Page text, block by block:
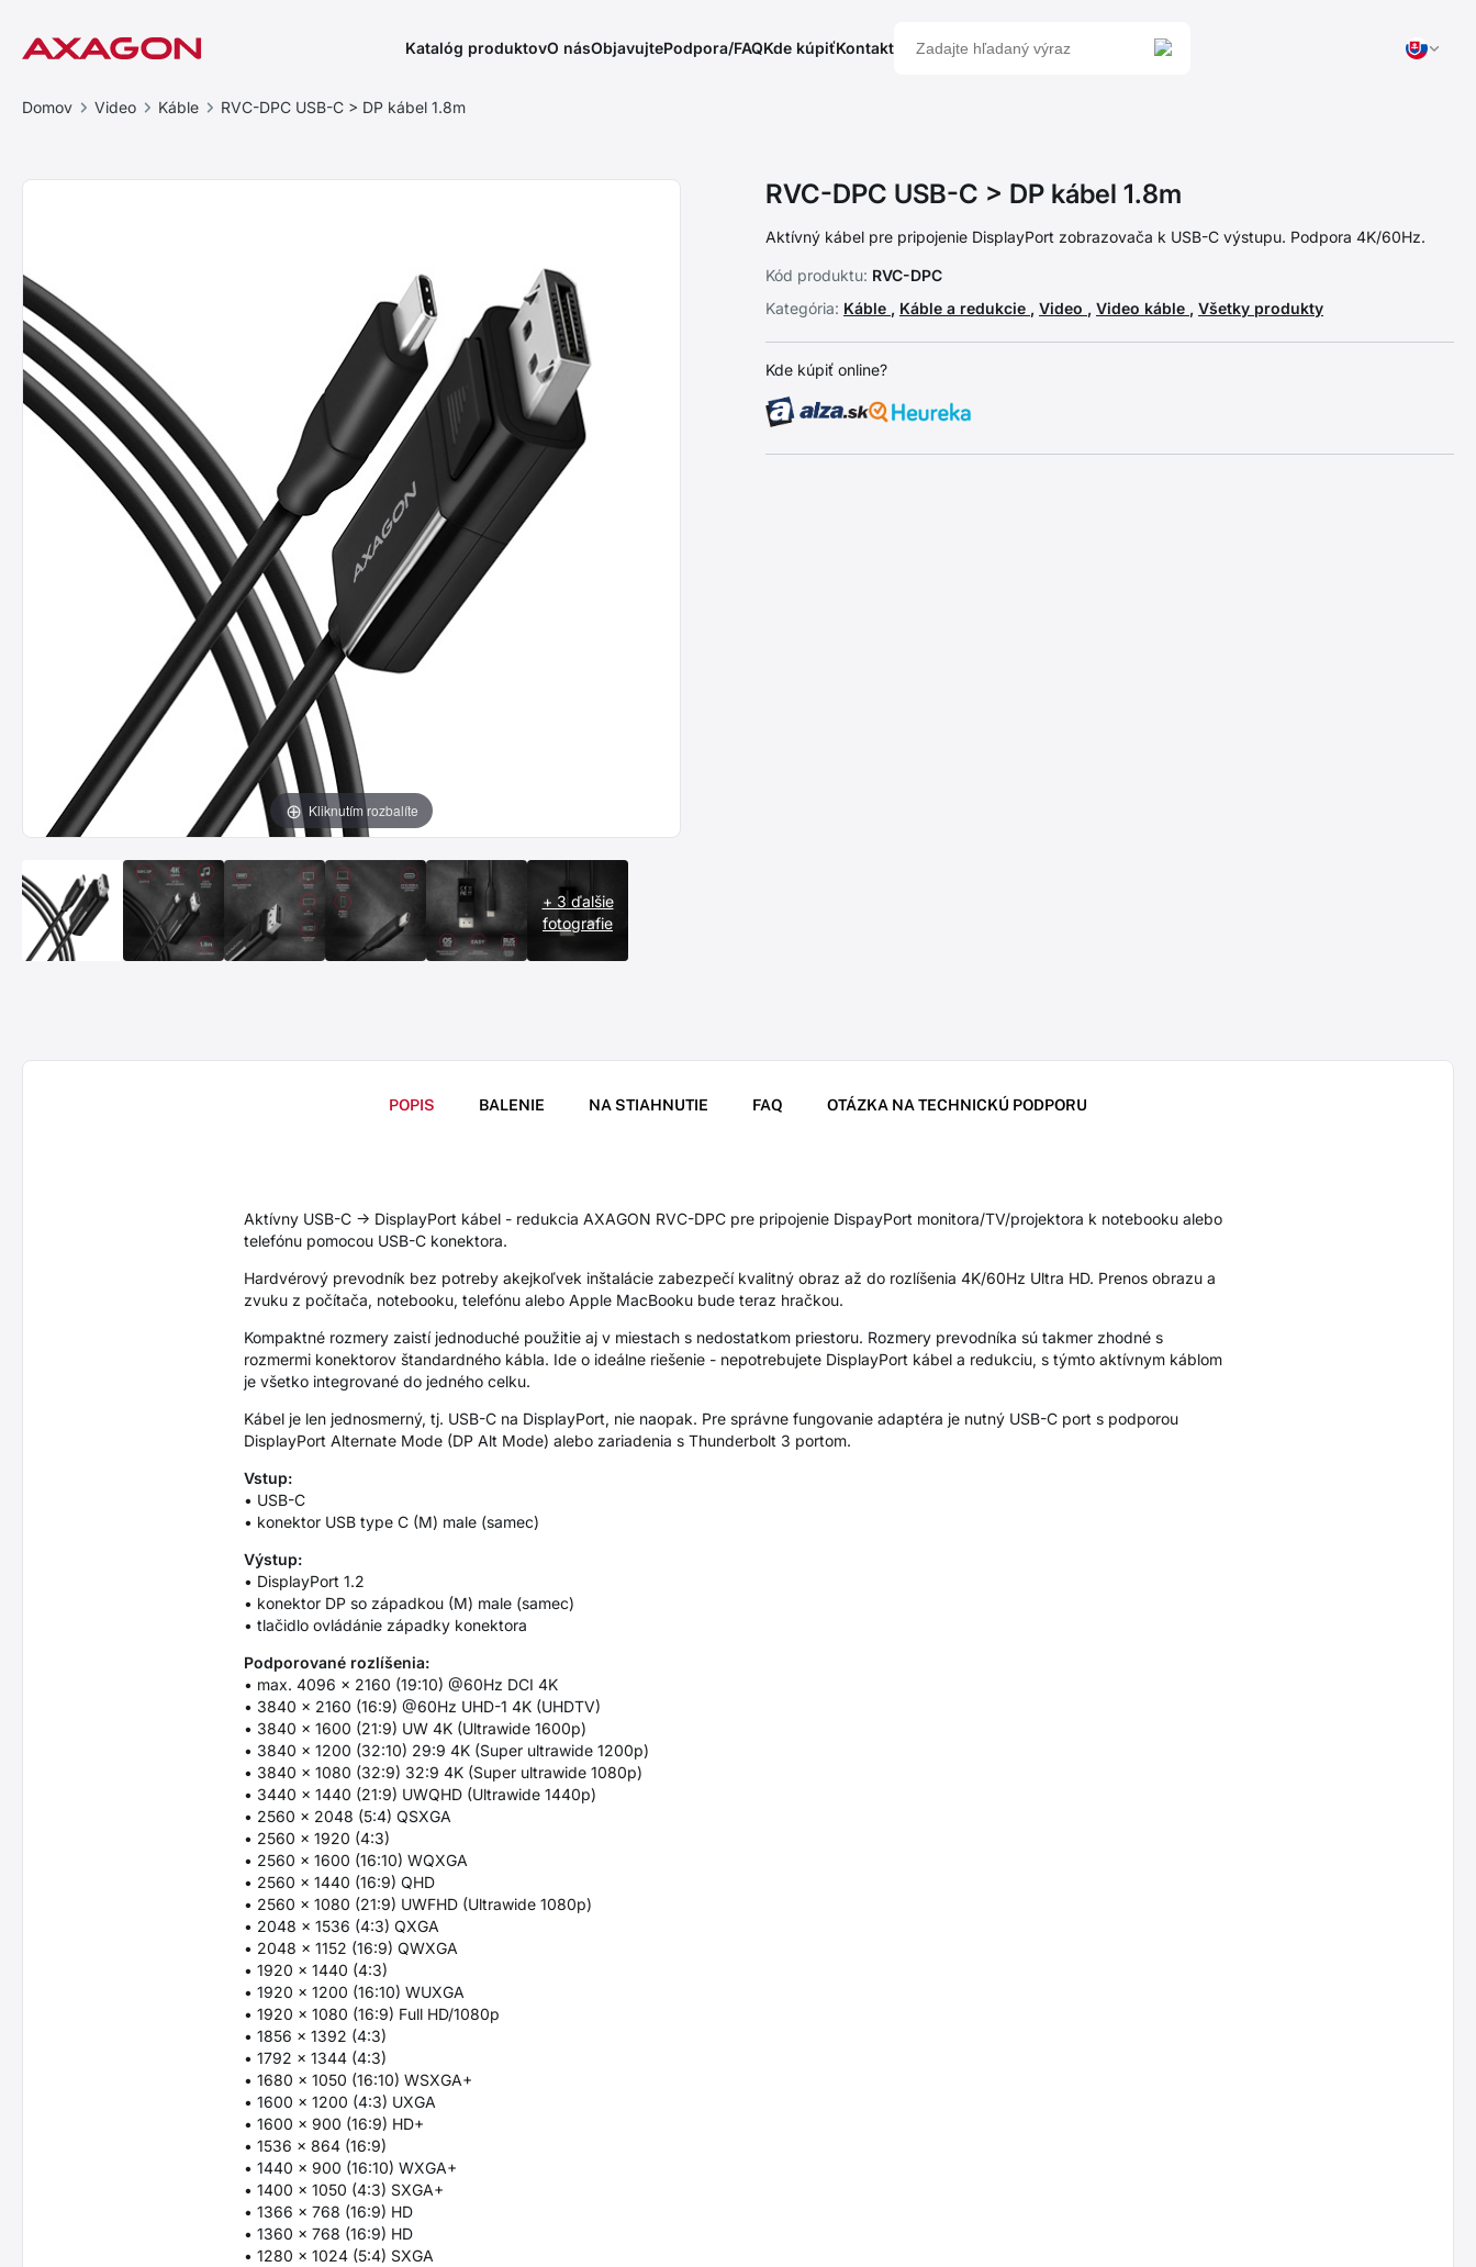
Katalóg produktovO násObjavujtePodpora/FAQKde kúpiťKontakt
Domov Video Káble RVC-DPC USB-C > DP kábel 1.8m
Kliknutím rozbalíte
+ 3 ďalšie
fotografie
RVC-DPC USB-C > DP kábel 1.8m
Aktívný kábel pre pripojenie DisplayPort zobrazovača k USB-C výstupu. Podpora 4K/60Hz.
Kód produktu: RVC-DPC
Kategória: Káble , Káble a redukcie , Video , Video káble , Všetky produkty
Kde kúpiť online?
POPIS BALENIE NA STIAHNUTIE FAQ OTÁZKA NA TECHNICKÚ PODPORU
Aktívny USB-C -> DisplayPort kábel - redukcia AXAGON RVC-DPC pre pripojenie DispayPort monitora/TV/projektora k notebooku alebo
telefónu pomocou USB-C konektora.
Hardvérový prevodník bez potreby akejkoľvek inštalácie zabezpečí kvalitný obraz až do rozlíšenia 4K/60Hz Ultra HD. Prenos obrazu a
zvuku z počítača, notebooku, telefónu alebo Apple MacBooku bude teraz hračkou.
Kompaktné rozmery zaistí jednoduché použitie aj v miestach s nedostatkom priestoru. Rozmery prevodníka sú takmer zhodné s
rozmermi konektorov štandardného kábla. Ide o ideálne riešenie - nepotrebujete DisplayPort kábel a redukciu, s týmto aktívnym káblom
je všetko integrované do jedného celku.
Kábel je len jednosmerný, tj. USB-C na DisplayPort, nie naopak. Pre správne fungovanie adaptéra je nutný USB-C port s podporou
DisplayPort Alternate Mode (DP Alt Mode) alebo zariadenia s Thunderbolt 3 portom.
Vstup:
• USB-C
• konektor USB type C (M) male (samec)
Výstup:
• DisplayPort 1.2
• konektor DP so západkou (M) male (samec)
• tlačidlo ovládánie západky konektora
Podporované rozlíšenia:
• max. 4096 x 2160 (19:10) @60Hz DCI 4K
• 3840 x 2160 (16:9) @60Hz UHD-1 4K (UHDTV)
• 3840 x 1600 (21:9) UW 4K (Ultrawide 1600p)
• 3840 x 1200 (32:10) 29:9 4K (Super ultrawide 1200p)
• 3840 x 1080 (32:9) 32:9 4K (Super ultrawide 1080p)
• 3440 x 1440 (21:9) UWQHD (Ultrawide 1440p)
• 2560 x 2048 (5:4) QSXGA
• 2560 x 1920 (4:3)
• 2560 x 1600 (16:10) WQXGA
• 2560 x 1440 (16:9) QHD
• 2560 x 1080 (21:9) UWFHD (Ultrawide 1080p)
• 2048 x 1536 (4:3) QXGA
• 2048 x 1152 (16:9) QWXGA
• 1920 x 1440 (4:3)
• 1920 x 1200 (16:10) WUXGA
• 1920 x 1080 (16:9) Full HD/1080p
• 1856 x 1392 (4:3)
• 1792 x 1344 (4:3)
• 1680 x 1050 (16:10) WSXGA+
• 1600 x 1200 (4:3) UXGA
• 1600 x 900 (16:9) HD+
• 1536 x 864 (16:9)
• 1440 x 900 (16:10) WXGA+
• 1400 x 1050 (4:3) SXGA+
• 1366 x 768 (16:9) HD
• 1360 x 768 (16:9) HD
• 1280 x 1024 (5:4) SXGA